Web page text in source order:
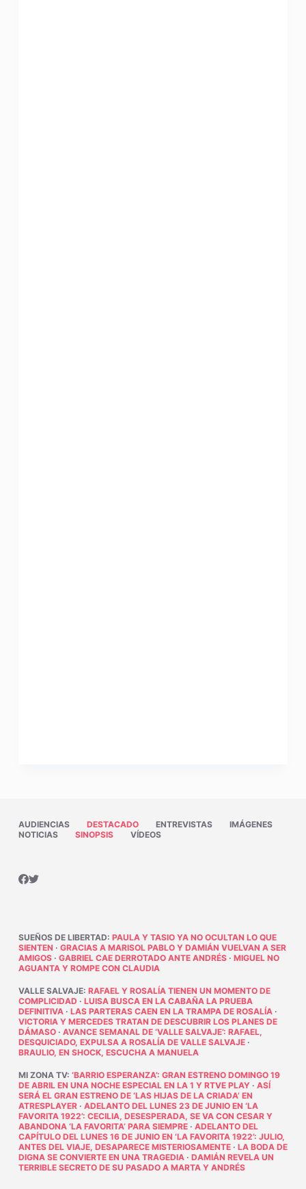
AUDIENCIAS DESTACADO ENTREVISTAS
IMÁGENES
NOTICIAS
SINOPSIS VÍDEOS
SUEÑOS DE LIBERTAD: PAULA Y TASIO YA NO OCULTAN LO QUE
SIENTEN · GRACIAS A MARISOL PABLO Y DAMIÁN VUELVAN A SER
AMIGOS· GABRIEL CAE DERROTADO ANTE ANDRÉS· MIGUEL NO
AGUANTA Y ROMPE CON CLAUDIA
VALLE SALVAJE: RAFAEL Y ROSALÍA TIENEN UN MOMENTO DE
COMPLICIDAD · LUISA BUSCA EN LA CABAÑA LA PRUEBA
DEFINITIVA· LAS PARTERAS CAEN EN LA TRAMPA DE ROSALÍA·
VICTORIA Y MERCEDES TRATAN DE DESCUBRIR LOS PLANES DE
DÁMASO· AVANCE SEMANAL DE ‘VALLE SALVAJE’: RAFAEL,
DESQUICIADO, EXPULSA A ROSALÍA DE VALLE SALVAJE·
BRAULIO, EN SHOCK, ESCUCHA A MANUELA
MI ZONA TV: ‘BARRIO ESPERANZA’: GRAN ESTRENO DOMINGO 19
DE ABRIL EN UNA NOCHE ESPECIAL EN LA 1 Y RTVE PLAY· ASÍ
SERÁ EL GRAN ESTRENO DE ‘LAS HIJAS DE LA CRIADA’ EN
ATRESPLAYER· ADELANTO DEL LUNES 23 DE JUNIO EN ‘LA
FAVORITA 1922’: CECILIA, DESESPERADA, SE VA CON CESAR Y
ABANDONA ‘LA FAVORITA’ PARA SIEMPRE· ADELANTO DEL
CAPÍTULO DEL LUNES 16 DE JUNIO EN ‘LA FAVORITA 1922’: JULIO,
ANTES DEL VIAJE, DESAPARECE MISTERIOSAMENTE· LA BODA DE
DIGNA SE CONVIERTE EN UNA TRAGEDIA· DAMIÁN REVELA UN
TERRIBLE SECRETO DE SU PASADO A MARTA Y ANDRÉS